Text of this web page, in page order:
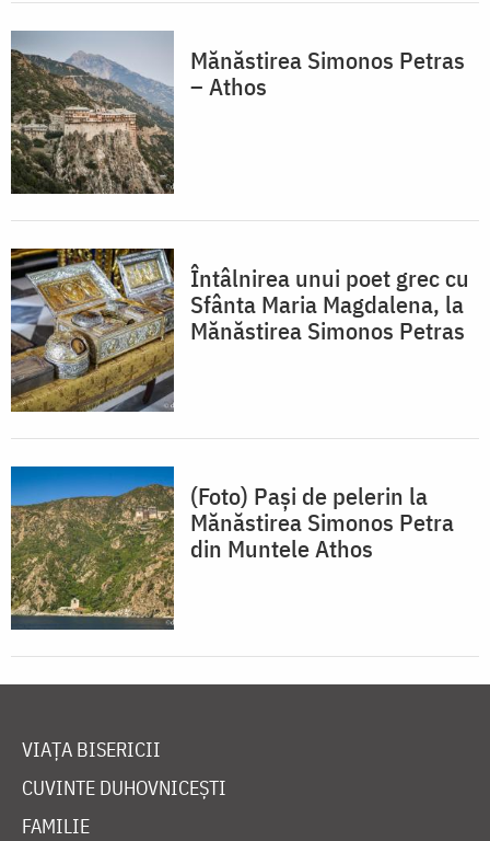
Mănăstirea Simonos Petras
– Athos
Întâlnirea unui poet grec cu
Sfânta Maria Magdalena, la
Mănăstirea Simonos Petras
(Foto) Pași de pelerin la
Mănăstirea Simonos Petra
din Muntele Athos
VIAȚA BISERICII
CUVINTE DUHOVNICEȘTI
FAMILIE